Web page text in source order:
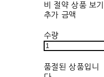
비 절약 상품 보기
추가 금액
수량
품절된 상품입니